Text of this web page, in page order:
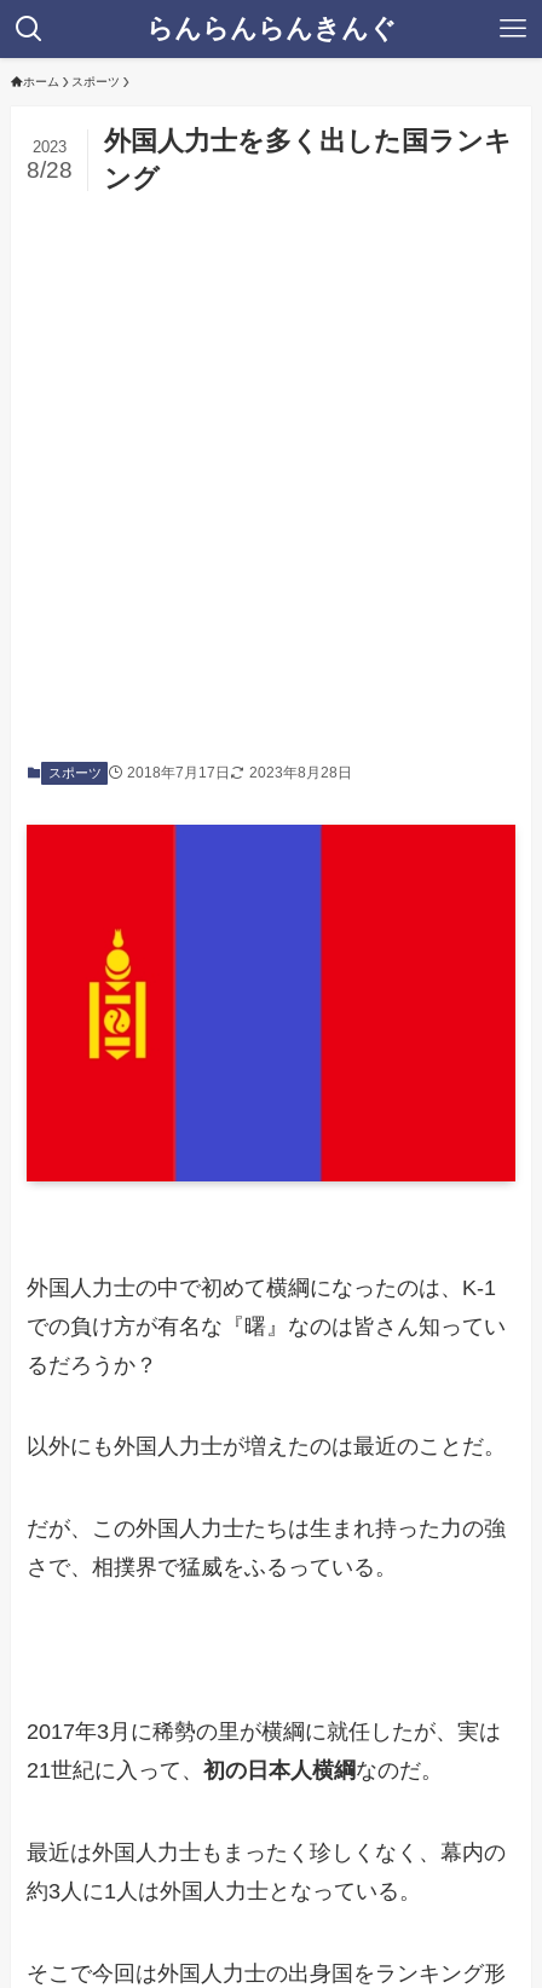
らんらんらんきんぐ
ホーム スポーツ
外国人力士を多く出した国ランキ
ング
2023
8/28
スポーツ 2018年7月17日 2023年8月28日
外国人力士の中で初めて横綱になったのは、K-1
での負け方が有名な『曙』なのは皆さん知ってい
るだろうか？
以外にも外国人力士が増えたのは最近のことだ。
だが、この外国人力士たちは生まれ持った力の強
さで、相撲界で猛威をふるっている。
2017年3月に稀勢の里が横綱に就任したが、実は
21世紀に入って、初の日本人横綱なのだ。
最近は外国人力士もまったく珍しくなく、幕内の
約3人に1人は外国人力士となっている。
そこで今回は外国人力士の出身国をランキング形